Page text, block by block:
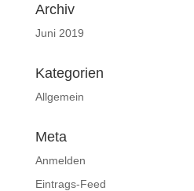
Archiv
Juni 2019
Kategorien
Allgemein
Meta
Anmelden
Eintrags-Feed